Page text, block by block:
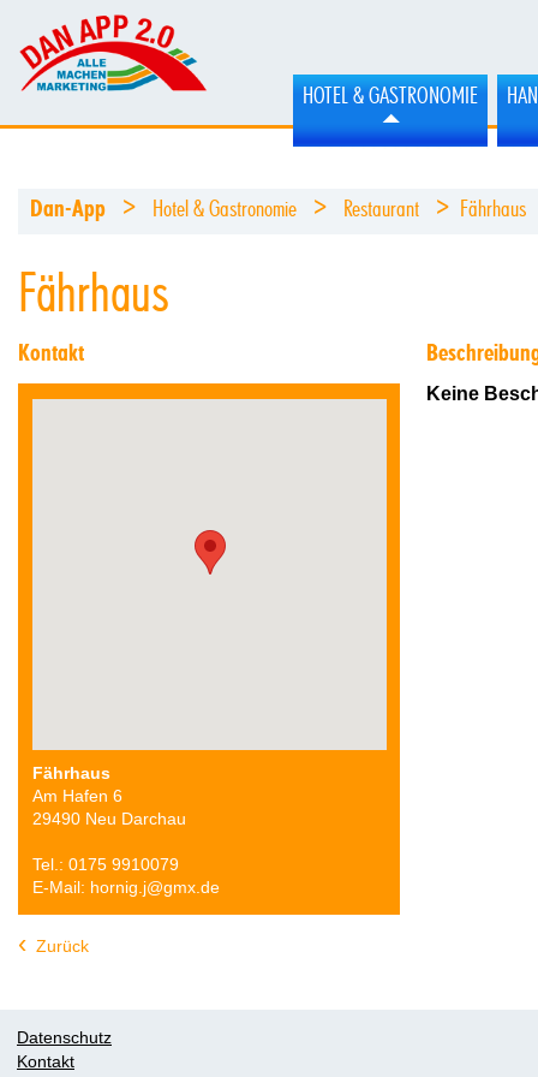
HOTEL & GASTRONOMIE
Dan-App > Hotel & Gastronomie > Restaurant > Fährhaus
Fährhaus
Kontakt
Fährhaus
Am Hafen 6
29490 Neu Darchau
Tel.: 0175 9910079
E-Mail: hornig.j@gmx.de
Keine
Zurück
Datenschutz
Kontakt